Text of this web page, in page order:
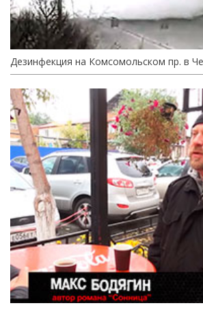
Дезинфекция на Комсомольском пр. в